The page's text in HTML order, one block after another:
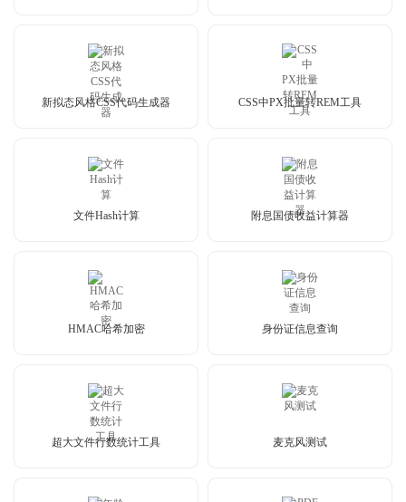
新拟态风格CSS代码生成器 CSS中PX批量转REM工具
文件Hash计算 附息国债收益计算器
HMAC哈希加密 身份证信息查询
超大文件行数统计工具 麦克风测试